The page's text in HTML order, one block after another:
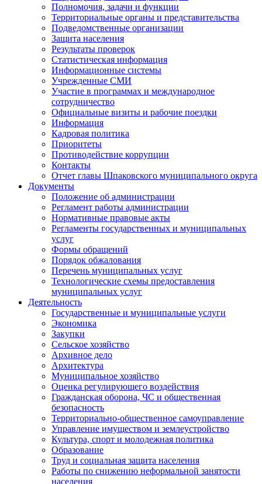
Полномочия, задачи и функции
Территориальные органы и представительства
Подведомственные организации
Защита населения
Результаты проверок
Статистическая информация
Информационные системы
Учрежденные СМИ
Участие в программах и международное
сотрудничество
Официальные визиты и рабочие поездки
Информация
Кадровая политика
Приоритеты
Противодействие коррупции
Контакты
Отчет главы Шпаковского муниципального округа
Документы
Положение об администрации
Регламент работы администрации
Нормативные правовые акты
Регламенты государственных и муниципальных
услуг
Формы обращений
Порядок обжалования
Перечень муниципальных услуг
Технологические схемы предоставления
муниципальных услуг
Деятельность
Государственные и муниципальные услуги
Экономика
Закупки
Сельское хозяйство
Архивное дело
Архитектура
Муниципальное хозяйство
Оценка регулирующего воздействия
Гражданская оборона, ЧС и общественная
безопасность
Территориально-общественное самоуправление
Управление имуществом и землеустройство
Культура, спорт и молодежная политика
Образование
Труд и социальная защита населения
Работы по снижению неформальной занятости
населения